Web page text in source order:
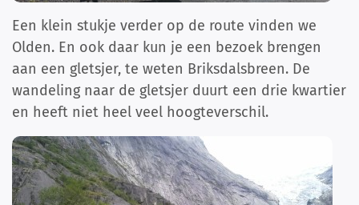
Een klein stukje verder op de route vinden we
Olden. En ook daar kun je een bezoek brengen
aan een gletsjer, te weten Briksdalsbreen. De
wandeling naar de gletsjer duurt een drie kwartier
en heeft niet heel veel hoogteverschil.